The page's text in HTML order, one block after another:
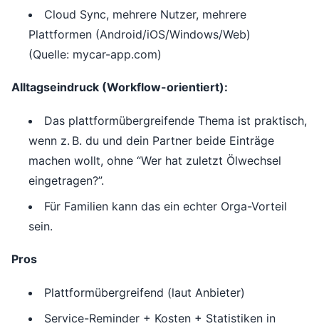
Cloud Sync, mehrere Nutzer, mehrere
Plattformen (Android/iOS/Windows/Web)
(Quelle: mycar-app.com)
Alltagseindruck (Workflow-orientiert):
Das plattformübergreifende Thema ist praktisch,
wenn z. B. du und dein Partner beide Einträge
machen wollt, ohne “Wer hat zuletzt Ölwechsel
eingetragen?”.
Für Familien kann das ein echter Orga-Vorteil
sein.
Pros
Plattformübergreifend (laut Anbieter)
Service-Reminder + Kosten + Statistiken in